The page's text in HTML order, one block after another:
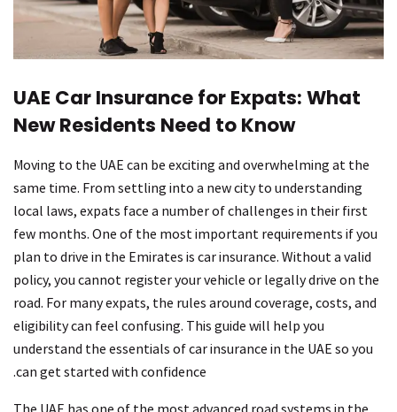
UAE Car Insurance for Expats: What
New Residents Need to Know
Moving to the UAE can be exciting and overwhelming at the
same time. From settling into a new city to understanding
local laws, expats face a number of challenges in their first
few months. One of the most important requirements if you
plan to drive in the Emirates is car insurance. Without a valid
policy, you cannot register your vehicle or legally drive on the
road. For many expats, the rules around coverage, costs, and
eligibility can feel confusing. This guide will help you
understand the essentials of car insurance in the UAE so you
can get started with confidence.